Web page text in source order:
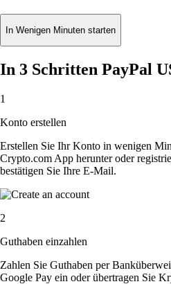
In Wenigen Minuten starten
In 3 Schritten PayPal
1
Konto erstellen
Erstellen Sie Ihr Konto in wenigen
Crypto.com App herunter oder
bestätigen Sie Ihre E-Mail.
2
Guthaben einzahlen
Zahlen Sie Guthaben per
Google Pay ein oder übertragen Sie